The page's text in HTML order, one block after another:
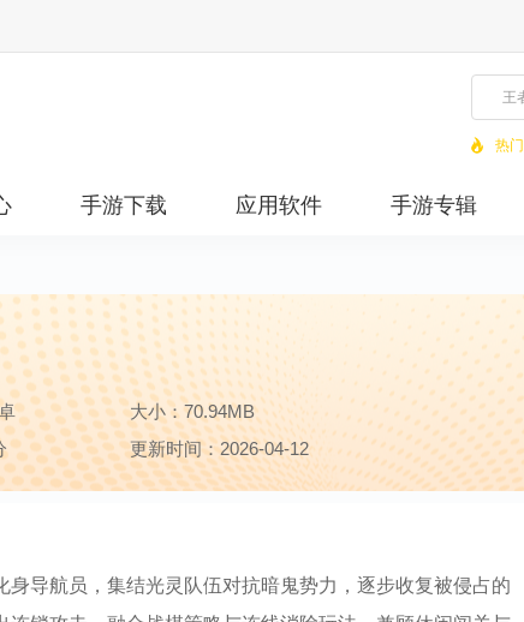
热
手游下载 应用软件 手游专辑
大小：70.94MB
更新时间：2026-04-12
导航员，集结光灵队伍对抗暗鬼势力，逐步收复被侵占的